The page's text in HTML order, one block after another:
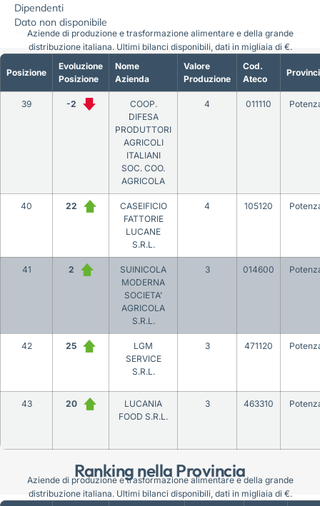
Dipendenti
Dato non disponibile
Ranking nella Provincia
Posizione
Evoluzione
Posizione
Nome
Azienda
Valore
Produzione
Cod.
Ateco
39 -2
COOP.
DIFESA
PRODUTTORI
AGRICOLI
ITALIANI
SOC. COO.
AGRICOLA
4 011110
40 22
CASEIFICIO
FATTORIE
LUCANE
S.R.L.
4 105120
41 2
SUINICOLA
MODERNA
SOCIETA’
AGRICOLA
S.R.L.
3 014600
42 25
LGM
SERVICE
S.R.L.
3 471120
43 20
LUCANIA
FOOD S.R.L.
3 463310
Aziende di produzione e trasformazione alimentare e della grande
distribuzione italiana. Ultimi bilanci disponibili, dati in migliaia di €.
Aziende di produzione e trasformazione alimentare e della grande
distribuzione italiana. Ultimi bilanci disponibili, dati in migliaia di €.